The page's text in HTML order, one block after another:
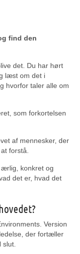
find den
det. Du har hørt
læst om det i
hvorfor taler alle om
som forkortelsen
af mennesker, der
forstå.
konkret og
det er, hvad det
Version
der fortæller